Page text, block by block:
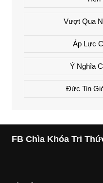
Vượt Qua
Áp Lực
Ý Nghĩa
Đức Tin
FB Chìa Khóa Tri